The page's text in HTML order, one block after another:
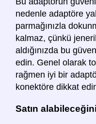
nedenle adaptöre
parmağınızla
kalmaz, çünkü
aldığınızda bu
edin. Genel olarak
rağmen iyi bir
konektöre dikkat
Satın